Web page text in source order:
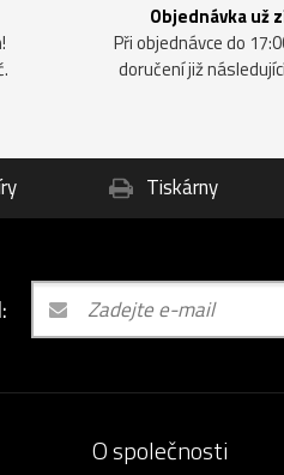
Objednávka už
Při objednávce do
doručení již
Tiskárny
O společnosti